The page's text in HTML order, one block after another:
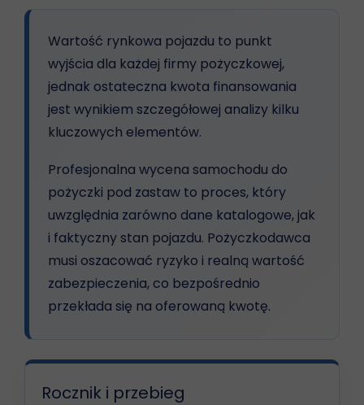
Wartość rynkowa pojazdu to punkt
wyjścia dla każdej firmy pożyczkowej,
jednak ostateczna kwota finansowania
jest wynikiem szczegółowej analizy kilku
kluczowych elementów.
Profesjonalna wycena samochodu do
pożyczki pod zastaw to proces, który
uwzględnia zarówno dane katalogowe, jak
i faktyczny stan pojazdu. Pożyczkodawca
musi oszacować ryzyko i realną wartość
zabezpieczenia, co bezpośrednio
przekłada się na oferowaną kwotę.
Rocznik i przebieg